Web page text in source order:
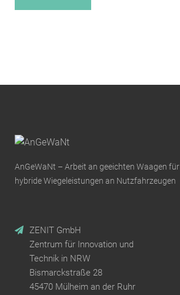
AnGeWaNt – Arbeit an geeichten Waagen für
hybride Wiegeleistungen an Nutzfahrzeugen
ZENIT GmbH
Zentrum für Innovation und
Technik in NRW
Bismarckstraße 28
45470 Mülheim an der Ruhr